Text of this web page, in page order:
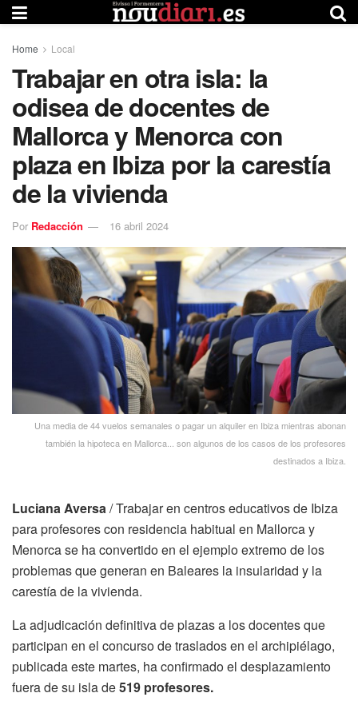
Home Local
Trabajar en otra isla: la
odisea de docentes de
Mallorca y Menorca con
plaza en Ibiza por la carestía
de la vivienda
Por Redacción 16 abril 2024
Una media de 44 vuelos semanales o pagar un alquiler en Ibiza mientras abonan
también la hipoteca en Mallorca... son algunos de los casos de los profesores
destinados a Ibiza.
Luciana Aversa/ Trabajar en centros educativos de Ibiza
para profesores con residencia habitual en Mallorca y
Menorca se ha convertido en el ejemplo extremo de los
problemas que generan en Baleares la insularidad y la
carestía de la vivienda.
La adjudicación definitiva de plazas a los docentes que
participan en el concurso de traslados en el archipiélago,
publicada este martes, ha confirmado el desplazamiento
fuera de su isla de519 profesores.